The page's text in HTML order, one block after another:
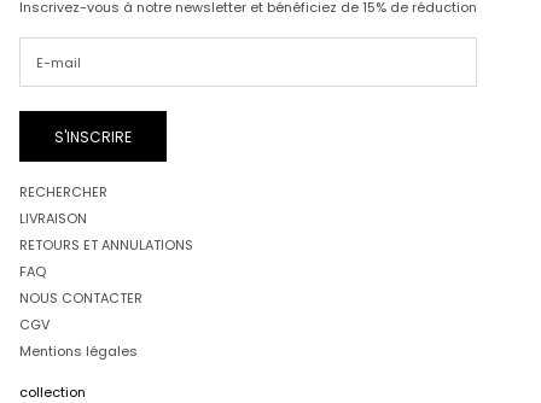
Inscrivez-vous à notre newsletter et bénéficiez de 15% de réduction
S'INSCRIRE
RECHERCHER
LIVRAISON
RETOURS ET ANNULATIONS
FAQ
NOUS CONTACTER
CGV
Mentions légales
collection